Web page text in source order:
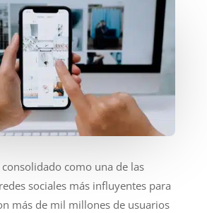
como una de las
sociales más influyentes para
más de mil millones de usuarios